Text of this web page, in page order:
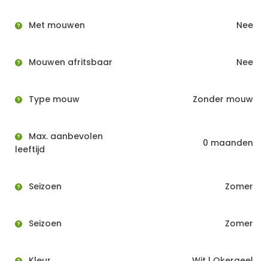
Met mouwen Nee
Mouwen afritsbaar Nee
Type mouw Zonder mouw
Max. aanbevolen
leeftijd
0 maanden
Seizoen Zomer
Seizoen Zomer